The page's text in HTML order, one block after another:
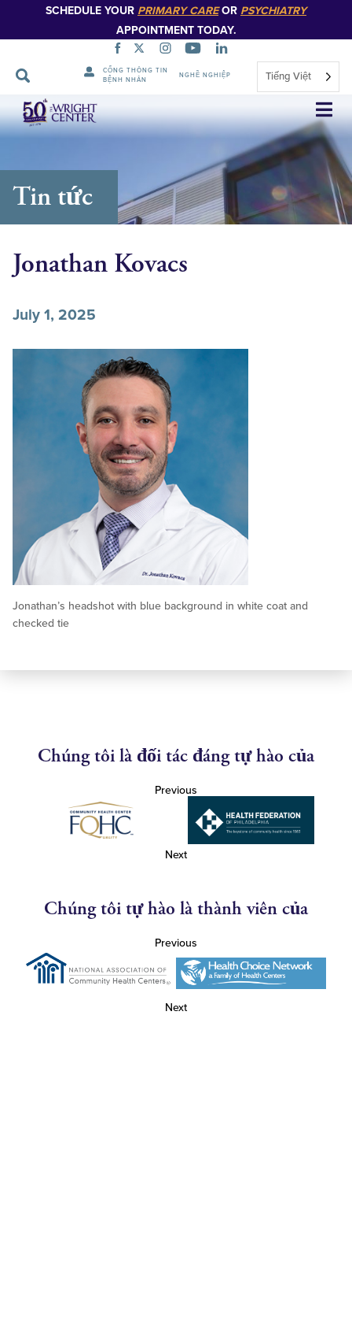
SCHEDULE YOUR PRIMARY CAREOR PSYCHIATRY
APPOINTMENT TODAY.
CỔNG THÔNG TIN
BỆNH NHÂN
NGHỀ NGHIỆP Tiếng Việt
Bỏ
qua
điều
Tin tức
Jonathan Kovacs
July 1, 2025
Jonathan’s headshot with blue background in white coat and
checked tie
Chúng tôi là đối tác đáng tự hào của
Previous
Next
Chúng tôi tự hào là thành viên của
Previous
Next